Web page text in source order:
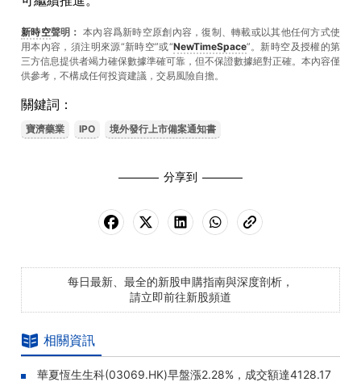
新時空聲明： 本內容爲新時空原創內容，復制、轉載或以其他任何方式使
用本內容，須注明來源“新時空”或“NewTimeSpace”。新時空及授權的第
三方信息提供者竭力確保數據準確可靠，但不保證數據絕對正確。本內容僅
供參考，不構成任何投資建議，交易風險自擔。
關鍵詞：
寶濟藥業 IPO 境外發行上市備案通知書
分享到
每日最新、最全的新股申購指南與深度剖析，
請立即前往新股頻道
相關資訊
華夏恆生生科(03069.HK)早盤漲2.28%，成交額達4128.17